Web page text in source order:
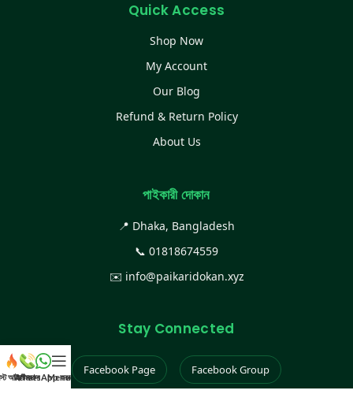
Quick Access
Shop Now
My Account
Our Blog
Refund & Return Policy
About Us
পাইকারী দোকান
📍 Dhaka, Bangladesh
📞 01818674559
✉️ info@paikaridokan.xyz
Stay Connected
Facebook Page Facebook Group
আইটেম
কল করুন
WhatsApp করুন
Menu